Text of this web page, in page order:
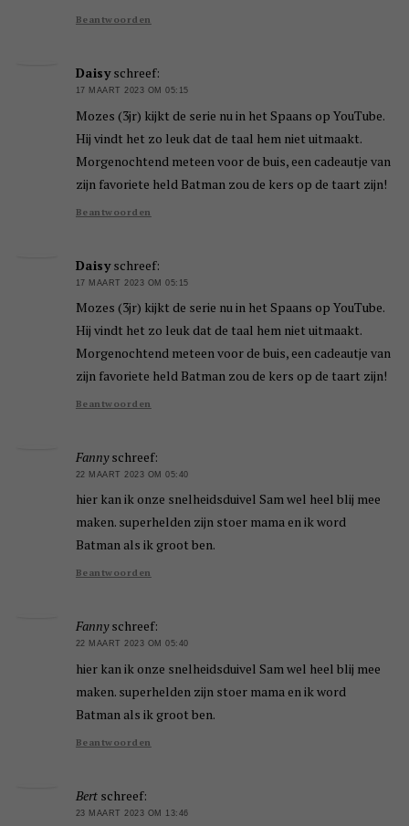
Beantwoorden
Daisyschreef:
17 MAART 2023 OM 05:15
Mozes (3jr) kijkt de serie nu in het Spaans op YouTube.
Hij vindt het zo leuk dat de taal hem niet uitmaakt.
Morgenochtend meteen voor de buis, een cadeautje van
zijn favoriete held Batman zou de kers op de taart zijn!
Beantwoorden
Daisyschreef:
17 MAART 2023 OM 05:15
Mozes (3jr) kijkt de serie nu in het Spaans op YouTube.
Hij vindt het zo leuk dat de taal hem niet uitmaakt.
Morgenochtend meteen voor de buis, een cadeautje van
zijn favoriete held Batman zou de kers op de taart zijn!
Beantwoorden
Fanny schreef:
22 MAART 2023 OM 05:40
hier kan ik onze snelheidsduivel Sam wel heel blij mee
maken. superhelden zijn stoer mama en ik word
Batman als ik groot ben.
Beantwoorden
Fanny schreef:
22 MAART 2023 OM 05:40
hier kan ik onze snelheidsduivel Sam wel heel blij mee
maken. superhelden zijn stoer mama en ik word
Batman als ik groot ben.
Beantwoorden
Bert schreef:
23 MAART 2023 OM 13:46